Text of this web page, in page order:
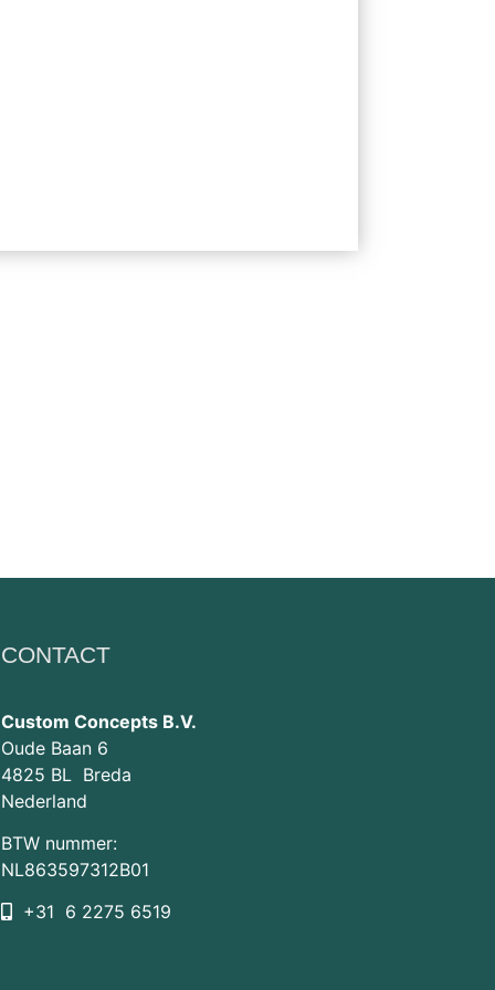
CONTACT
Custom Concepts B.V.
Oude Baan 6
4825 BL Breda
Nederland
BTW nummer:
NL863597312B01
+31 6 2275 6519